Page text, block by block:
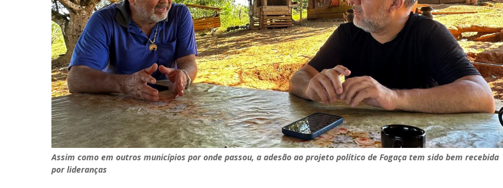
Assim como em outros municípios por onde passou, a adesão ao projeto político de Fogaça tem sido bem recebida
por lideranças